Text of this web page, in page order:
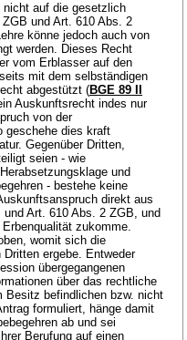
nicht auf die gesetzlich
und Art. 610 Abs. 2
könne jedoch auch von
werden. Dieses Recht
vom Erblasser auf den
mit dem selbständigen
abgestützt (BGE 89 II
Auskunftsrecht indes nur
von der
geschehe dies kraft
Gegenüber Dritten,
seien - wie
und
- bestehe keine
direkt aus
und Art. 610 Abs. 2 ZGB, und
zukomme.
womit sich die
ergebe. Entweder
übergegangenen
über das rechtliche
Besitz befindlichen bzw. nicht
formuliert, hänge damit
ab und sei
Berufung auf einen